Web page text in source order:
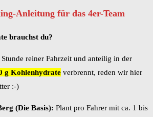
Anleitung für das 4er-Team
brauchst du?
reiner Fahrzeit und anteilig in der
g Kohlenhydrate verbrennt, reden wir hier
:-)
(Die Basis): Plant pro Fahrer mit ca. 1 bis